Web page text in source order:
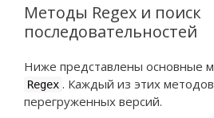
Методы Regex и поиск
последовательностей
Ниже представлены основные
Regex . Каждый из этих
перегруженных версий.